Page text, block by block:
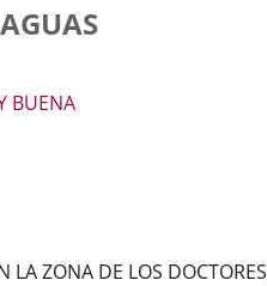
BUENA
LA ZONA DE LOS